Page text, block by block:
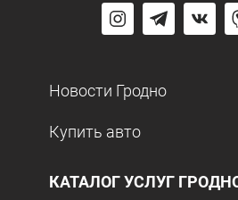
Новости Гродно
Купить авто
КАТАЛОГ УСЛУГ